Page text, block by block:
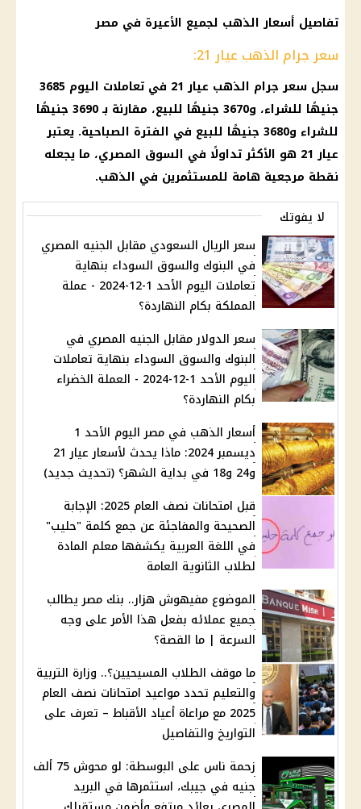
تفاصيل أسعار الذهب لجميع الأعيرة في مصر
سعر جرام الذهب عيار 21:
سجل سعر جرام الذهب عيار 21 في تعاملات اليوم 3685
جنيهًا للشراء، و3670 جنيهًا للبيع، مقارنة بـ 3690 جنيهًا
للشراء و3680 جنيهًا للبيع في الفترة الصباحية. يعتبر
عيار 21 هو الأكثر تداولًا في السوق المصري، ما يجعله
نقطة مرجعية هامة للمستثمرين في الذهب.
لا يفوتك
سعر الريال السعودي مقابل الجنيه المصري
في البنوك والسوق السوداء بنهاية
تعاملات اليوم الأحد 1-12-2024 - عملة
المملكة بكام النهاردة؟
سعر الدولار مقابل الجنيه المصري في
البنوك والسوق السوداء بنهاية تعاملات
اليوم الأحد 1-12-2024 - العملة الخضراء
بكام النهاردة؟
أسعار الذهب في مصر اليوم الأحد 1
ديسمبر 2024: ماذا يحدث لأسعار عيار 21
و24 و18 في بداية الشهر؟ (تحديث جديد)
قبل امتحانات نصف العام 2025: الإجابة
الصحيحة والمفاجئة عن جمع كلمة "حليب"
في اللغة العربية يكشفها معلم المادة
لطلاب الثانوية العامة
الموضوع مفيهوش هزار.. بنك مصر يطالب
جميع عملائه بفعل هذا الأمر على وجه
السرعة | ما القصة؟
ما موقف الطلاب المسيحيين؟.. وزارة التربية
والتعليم تحدد مواعيد امتحانات نصف العام
2025 مع مراعاة أعياد الأقباط – تعرف على
التواريخ والتفاصيل
زحمة ناس على البوسطة: لو محوش 75 ألف
جنيه في جيبك، استثمرها في البريد